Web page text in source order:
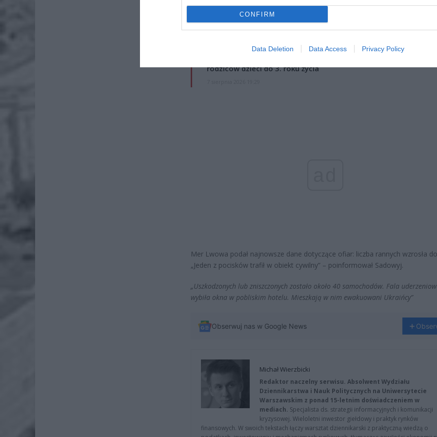
CONFIRM
Data Deletion Data Access Privacy Policy
26-letni obywatel Ukrainy zaatakował zakonnicę i zerwał jej
Teraz nastąpił zwrot w sprawie
rodziców dzieci do 3. roku życia
Mer Lwowa podał najnowsze dane dotyczące ofiar: liczba rannych wzrosła
„Jeden z pocisków trafił w obiekt cywilny” – poinformował Sadowyj.
„Uszkodzonych lub zniszczonych zostało około 40 samochodów. Fala
wybiła okna w pobliskim hotelu. Mieszkają w nim ewakuowani Ukraińcy”
Obserwuj nas w Google News
Michał Wierzbicki
Redaktor naczelny serwisu. Absolwent Wydziału
Dziennikarstwa i Nauk Politycznych na Uniwersytecie
Warszawskim z ponad 15-letnim doświadczeniem w
mediach. Specjalista ds. strategii informacyjnych i komunikacji
kryzysowej. Wieloletni inwestor giełdowy i praktyk rynków
finansowych. W swoich tekstach łączy warsztat dziennikarski z praktyczną wiedzą o